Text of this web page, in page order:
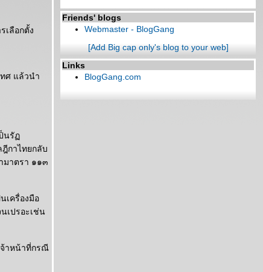
เลือกตั้ง
ศ แล้วนำ
ป็นรั
กาไทยกลับ
มาตรา ๑๑๓
เครื่องมือ
เปรอะเช่น
จ้าหน้าที่กรณี
Friends' blogs
Webmaster - BlogGang
[Add Big cap only's blog to your web]
Links
BlogGang.com